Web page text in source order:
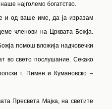
најголемо богатство.
и од ваше име, да ја изразам
членови на Црквата Божја.
помош вложија надчовечки
во свето послушание. Секако
г. Пимен и Кумановско –
Пресвета Мајка, на светите